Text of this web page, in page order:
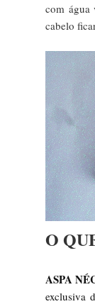
com água
cabelo
O
ASPA
exclusiva